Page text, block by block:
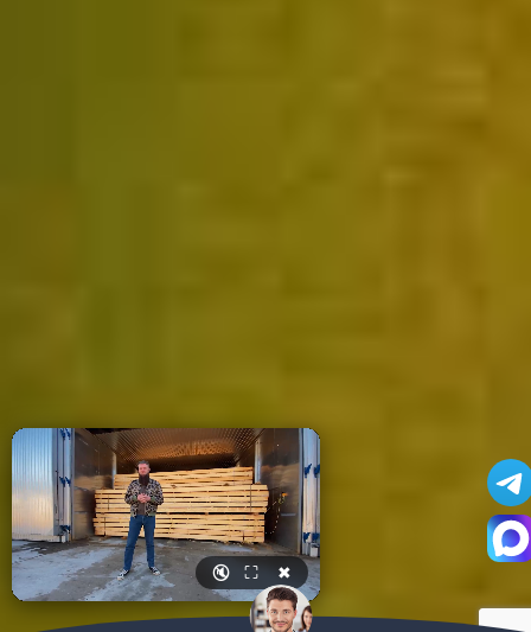
🔇 ⛶ ✖